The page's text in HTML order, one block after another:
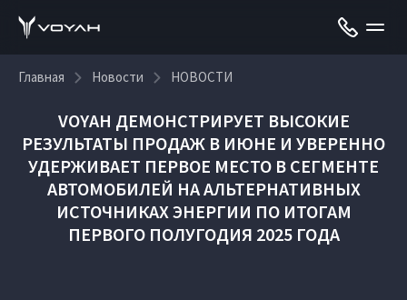
Главная Новости НОВОСТИ
VOYAH ДЕМОНСТРИРУЕТ ВЫСОКИЕ
РЕЗУЛЬТАТЫ ПРОДАЖ В ИЮНЕ И УВЕРЕННО
УДЕРЖИВАЕТ ПЕРВОЕ МЕСТО В СЕГМЕНТЕ
АВТОМОБИЛЕЙ НА АЛЬТЕРНАТИВНЫХ
ИСТОЧНИКАХ ЭНЕРГИИ ПО ИТОГАМ
ПЕРВОГО ПОЛУГОДИЯ 2025 ГОДА